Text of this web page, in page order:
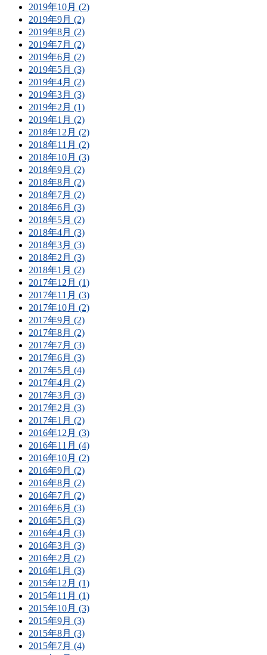
2019年10月 (2)
2019年9月 (2)
2019年8月 (2)
2019年7月 (2)
2019年6月 (2)
2019年5月 (3)
2019年4月 (2)
2019年3月 (3)
2019年2月 (1)
2019年1月 (2)
2018年12月 (2)
2018年11月 (2)
2018年10月 (3)
2018年9月 (2)
2018年8月 (2)
2018年7月 (2)
2018年6月 (3)
2018年5月 (2)
2018年4月 (3)
2018年3月 (3)
2018年2月 (3)
2018年1月 (2)
2017年12月 (1)
2017年11月 (3)
2017年10月 (2)
2017年9月 (2)
2017年8月 (2)
2017年7月 (3)
2017年6月 (3)
2017年5月 (4)
2017年4月 (2)
2017年3月 (3)
2017年2月 (3)
2017年1月 (2)
2016年12月 (3)
2016年11月 (4)
2016年10月 (2)
2016年9月 (2)
2016年8月 (2)
2016年7月 (2)
2016年6月 (3)
2016年5月 (3)
2016年4月 (3)
2016年3月 (3)
2016年2月 (2)
2016年1月 (3)
2015年12月 (1)
2015年11月 (1)
2015年10月 (3)
2015年9月 (3)
2015年8月 (3)
2015年7月 (4)